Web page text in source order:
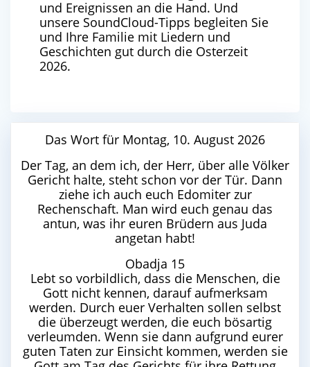
und Ereignissen an die Hand. Und
unsere SoundCloud-Tipps begleiten Sie
und Ihre Familie mit Liedern und
Geschichten gut durch die Osterzeit
2026.
Das Wort für Montag, 10. August 2026
Der Tag, an dem ich, der Herr, über alle Völker
Gericht halte, steht schon vor der Tür. Dann
ziehe ich auch euch Edomiter zur
Rechenschaft. Man wird euch genau das
antun, was ihr euren Brüdern aus Juda
angetan habt!
Obadja 15
Lebt so vorbildlich, dass die Menschen, die
Gott nicht kennen, darauf aufmerksam
werden. Durch euer Verhalten sollen selbst
die überzeugt werden, die euch bösartig
verleumden. Wenn sie dann aufgrund eurer
guten Taten zur Einsicht kommen, werden sie